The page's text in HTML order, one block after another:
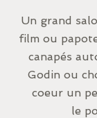
Un grand
film ou
canapés
Godin ou
coeur un
le